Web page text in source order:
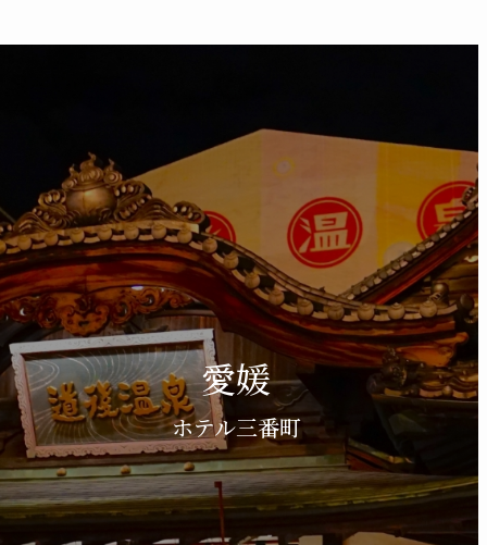
愛媛
ホテル三番町